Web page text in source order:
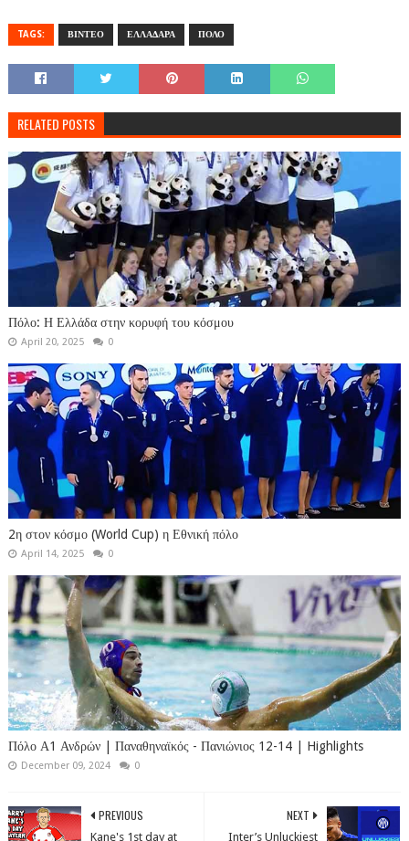
TAGS: ΒΙΝΤΕΟ ΕΛΛΑΔΑΡΑ ΠΟΛΟ
RELATED POSTS
Πόλο: Η Ελλάδα στην κορυφή του κόσμου
April 20, 2025 0
2η στον κόσμο (World Cup) η Εθνική πόλο
April 14, 2025 0
Πόλο Α1 Ανδρών | Παναθηναϊκός - Πανιώνιος 12-14 | Highlights
December 09, 2024 0
NEXT
Inter’s Unluckiest
PREVIOUS
Kane's 1st day at